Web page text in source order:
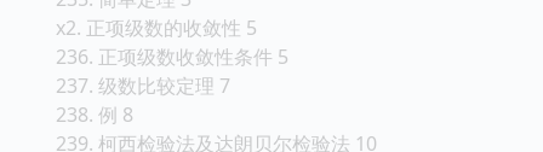
x2. 正项级数的收敛性 5
236. 正项级数收敛性条件 5
237. 级数比较定理 7
238. 例 8
239. 柯西检验法及达朗贝尔检验法 10